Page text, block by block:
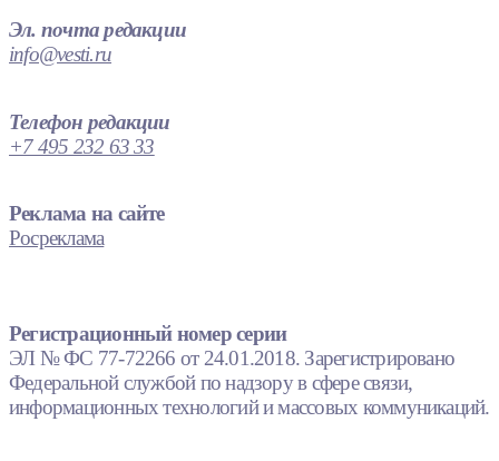
Эл. почта редакции
info@vesti.ru
Телефон редакции
+7 495 232 63 33
Реклама на сайте
Росреклама
Регистрационный номер серии
ЭЛ № ФС 77-72266 от 24.01.2018. Зарегистрировано
Федеральной службой по надзору в сфере связи,
информационных технологий и массовых коммуникаций.